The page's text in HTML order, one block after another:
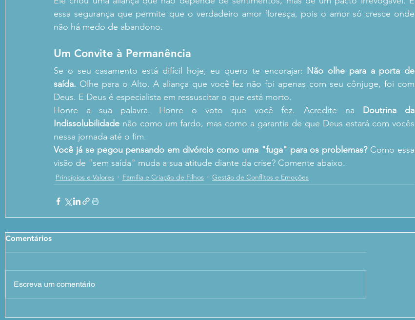
essa segurança que permite que o verdadeiro amor floresça, pois o amor só cresce onde
não há medo de abandono.
Um Convite à Permanência
Se o seu casamento está difícil hoje, eu quero te encorajar: Não olhe para a porta de
saída. Olhe para o Alto. A aliança que você fez não foi apenas com seu cônjuge, foi com
Deus. E Deus é especialista em ressuscitar o que está morto.
Honre a sua palavra. Honre o voto que você fez. Acredite na Doutrina da
Indissolubilidade não como um fardo, mas como a garantia de que Deus estará com vocês
nessa jornada até o fim.
Você já se pegou pensando em divórcio como uma "fuga" para os problemas? Como essa
visão de "sem saída" muda a sua atitude diante da crise? Comente abaixo.
Princípios e Valores Família e Criação de Filhos Gestão de Conflitos e Emoções
Comentários
Escreva um comentário